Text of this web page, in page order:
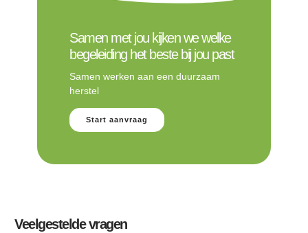
Samen met jou kijken we welke
begeleiding het beste bij jou past
Samen werken aan een duurzaam
herstel
Start aanvraag
Veelgestelde vragen